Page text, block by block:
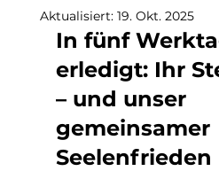
Aktualisiert: 19. Okt. 2025
In fünf
erledigt: Ihr
– und unser
gemeinsamer
Seelenfrieden